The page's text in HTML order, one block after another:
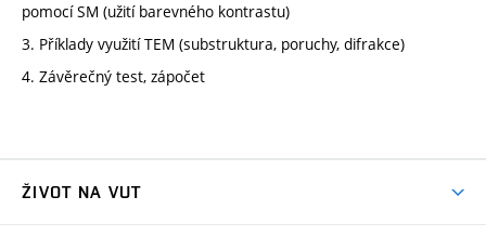
pomocí SM (užití barevného kontrastu)
3. Příklady využití TEM (substruktura, poruchy, difrakce)
4. Závěrečný test, zápočet
ŽIVOT NA VUT